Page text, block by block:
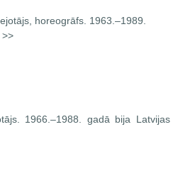
horeogrāfs. 1963.–1989.
1966.–1988. gadā bija Latvijas